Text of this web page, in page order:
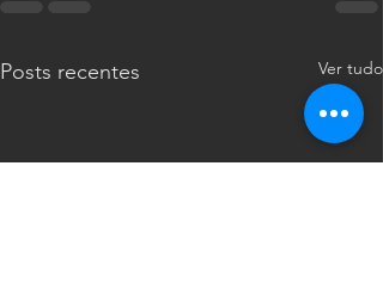
Posts recentes Ver tudo